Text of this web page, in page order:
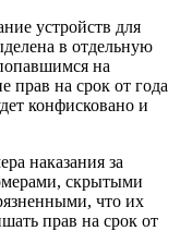
устройств для
в отдельную
на
прав на срок от года
конфисковано и
наказания за
скрытыми
что их
прав на срок от